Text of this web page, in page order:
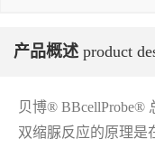
产品概述 product
贝博® BBcellProbe®
双缩脲反应的原理是